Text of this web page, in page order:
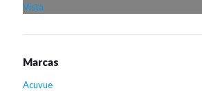
Vista
Marcas
Acuvue